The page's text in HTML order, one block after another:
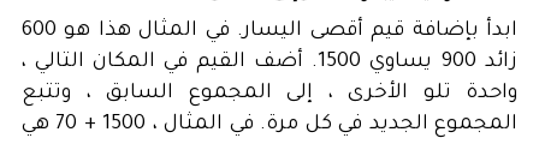
ابدأ بإضافة قيم أقصى اليسار. في المثال هذا هو 600
زائد 900 يساوي 1500. أضف القيم في المكان التالي ،
واحدة تلو الأخرى ، إلى المجموع السابق ، وتتبع
المجموع الجديد في كل مرة. في المثال ، 1500 + 70 هي